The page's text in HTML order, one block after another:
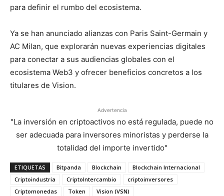
para definir el rumbo del ecosistema.
Ya se han anunciado alianzas con Paris Saint-Germain y
AC Milan, que explorarán nuevas experiencias digitales
para conectar a sus audiencias globales con el
ecosistema Web3 y ofrecer beneficios concretos a los
titulares de Vision.
Advertencia
"La inversión en criptoactivos no está regulada, puede no
ser adecuada para inversores minoristas y perderse la
totalidad del importe invertido"
ETIQUETAS Bitpanda Blockchain
Blockchain Internacional
Criptoindustria
CriptoIntercambio
criptoinversores
Criptomonedas
Token Vision (VSN)